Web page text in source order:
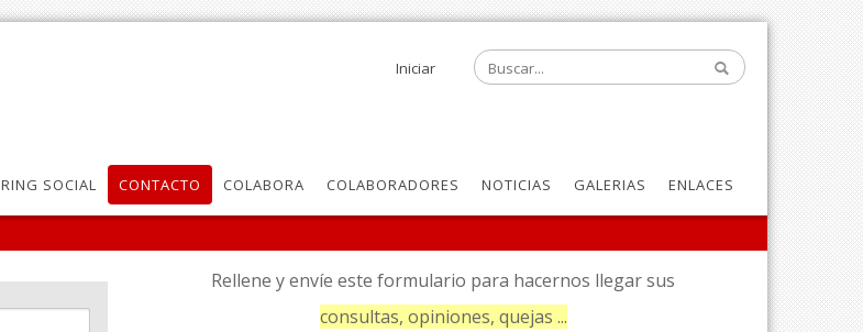
Iniciar
SOCIAL CONTACTO COLABORA COLABORADORES NOTICIAS GALERIAS ENLACES
Rellene y envíe este formulario para hacernos llegar sus
consultas, opiniones, quejas ...